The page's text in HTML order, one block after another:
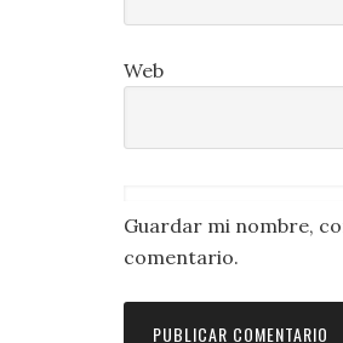
Web
Guardar mi nombre,
comentario.